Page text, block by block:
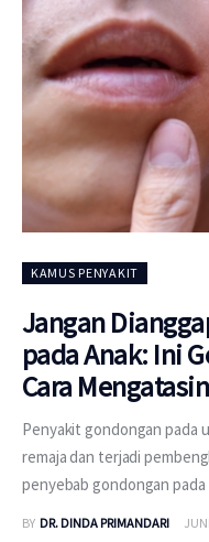
KAMUS PENYAKIT
Jangan
pada Anak: Ini
Cara
Penyakit gondongan pada
remaja dan terjadi
penyebab gondongan pada
BY DR. DINDA PRIMANDARI